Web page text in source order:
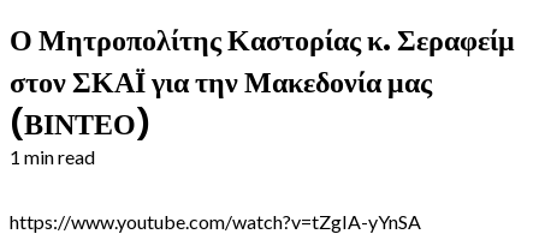
Ο Μητροπολίτης Καστορίας κ. Σεραφείμ
στον ΣΚΑΪ για την Μακεδονία μας
(ΒΙΝΤΕΟ)
1 min read
https://www.youtube.com/watch?v=tZgIA-yYnSA